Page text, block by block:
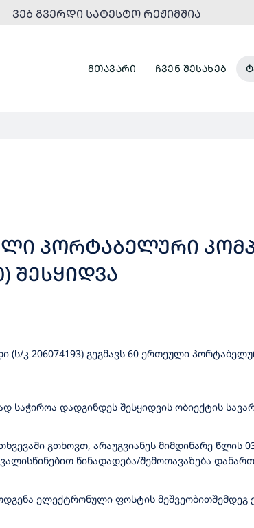
ᲕᲔᲑ ᲒᲕᲔᲠᲓᲘ ᲡᲐᲢᲔᲡᲢᲝ ᲠᲔᲟᲘᲛᲨᲘᲐ
ᲛᲗᲐᲕᲐᲠᲘ ᲩᲕᲔᲜ ᲨᲔᲡᲐᲮᲔᲑ
ᲞᲝᲠᲢᲐᲑᲔᲚᲣᲠᲘ
ᲨᲔᲡᲧᲘᲓᲕᲐ
კ 206074193) გეგმავს 60 ერთეული
საჭიროა დადგინდეს შესყიდვის ობიექტის
გთხოვთ, არაუგვიანეს მიმდინარე წლის
წინადადება/შემოთავაზება
ელექტრონული ფოსტის